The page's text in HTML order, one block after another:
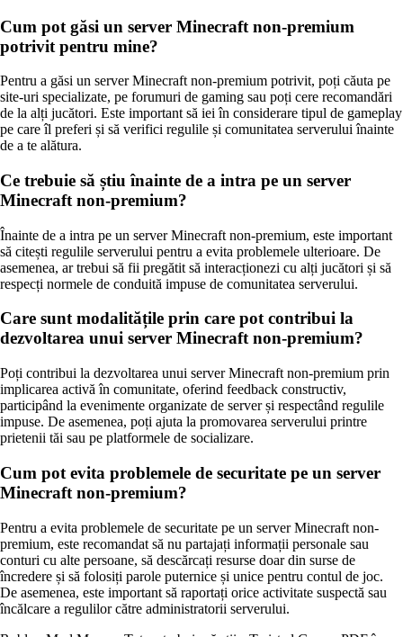
Cum pot găsi un server Minecraft non-premium
potrivit pentru mine?
Pentru a găsi un server Minecraft non-premium potrivit, poți căuta pe
site-uri specializate, pe forumuri de gaming sau poți cere recomandări
de la alți jucători. Este important să iei în considerare tipul de gameplay
pe care îl preferi și să verifici regulile și comunitatea serverului înainte
de a te alătura.
Ce trebuie să știu înainte de a intra pe un server
Minecraft non-premium?
Înainte de a intra pe un server Minecraft non-premium, este important
să citești regulile serverului pentru a evita problemele ulterioare. De
asemenea, ar trebui să fii pregătit să interacționezi cu alți jucători și să
respecți normele de conduită impuse de comunitatea serverului.
Care sunt modalitățile prin care pot contribui la
dezvoltarea unui server Minecraft non-premium?
Poți contribui la dezvoltarea unui server Minecraft non-premium prin
implicarea activă în comunitate, oferind feedback constructiv,
participând la evenimente organizate de server și respectând regulile
impuse. De asemenea, poți ajuta la promovarea serverului printre
prietenii tăi sau pe platformele de socializare.
Cum pot evita problemele de securitate pe un server
Minecraft non-premium?
Pentru a evita problemele de securitate pe un server Minecraft non-
premium, este recomandat să nu partajați informații personale sau
conturi cu alte persoane, să descărcați resurse doar din surse de
încredere și să folosiți parole puternice și unice pentru contul de joc.
De asemenea, este important să raportați orice activitate suspectă sau
încălcare a regulilor către administratorii serverului.